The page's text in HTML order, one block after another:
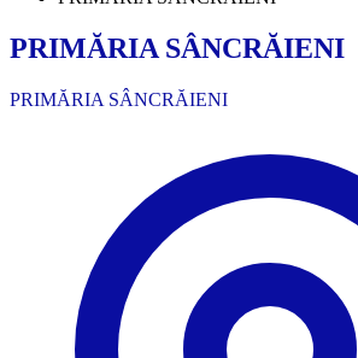
PRIMĂRIA SÂNCRĂIENI
PRIMĂRIA SÂNCRĂIENI